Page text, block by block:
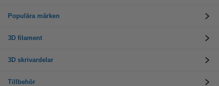
Populära märken
3D filament
3D skrivardelar
Tillbehör